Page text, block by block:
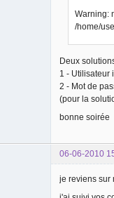
Warning:
/home/
Deux
1 - Utilisateur
2 - Mot de
(pour la
bonne soirée
06-06-2010
je reviens sur